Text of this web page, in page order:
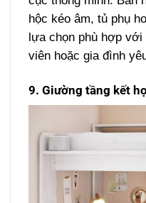
hộc kéo âm, tủ phụ
lựa chọn phù hợp
viên hoặc gia đình
9. Giường tầng kết